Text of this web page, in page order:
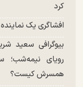
کرد
افشاگری یک
بیوگرافی سعید
رویای
همسرش کیست؟